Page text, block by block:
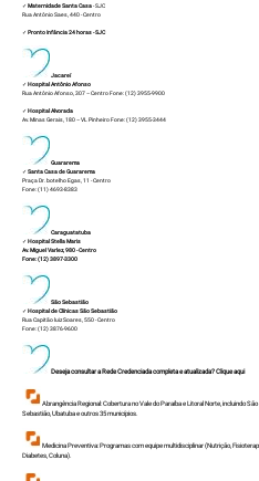
✓Maternidade Santa Casa- SJC
Rua Antônio Saes, 440 - Centro
✓Pronto Infância 24 horas- SJC
Jacareí
✓Hospital Antônio Afonso
Rua Antônio Afonso, 307 – Centro Fone: (12) 3955-9900
✓Hospital Alvorada
Av. Minas Gerais, 180 – VL Pinheiro Fone: (12) 3955-3444
Guararema
✓Santa Casa de Guararema
Praça Dr. botelho Egas, 11 - Centro
Fone: (11) 4693-8383
Caraguatatuba
✓Hospital Stella Maris
Av. Miguel Varlez, 980 - Centro
Fone: (12) 3897-3300
São Sebastião
✓Hospital de Clínicas São Sebastião
Rua Capitão luiz Soares, 550 - Centro
Fone: (12) 3876-9600
Deseja consultar a Rede Credenciada completa e atualizada?Clique aqui
Abrangência Regional: Cobertura no Vale do Paraíba e Litoral Norte, incluindo
Sebastião, Ubatuba e outros 35 municípios.
Medicina Preventiva: Programas com equipe multidisciplinar (Nutrição,
Diabetes, Coluna).